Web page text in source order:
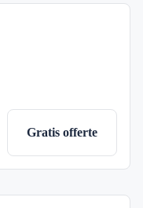
Gratis offerte